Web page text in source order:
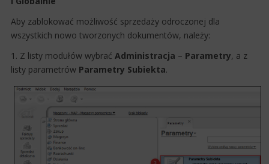
Aby zablokować możliwość sprzedaży odroczonej dla
wszystkich nowo tworzonych dokumentów, należy:
1. Z listy modułów wybrać Administracja – Parametry, a z
listy parametrów Parametry Subiekta.